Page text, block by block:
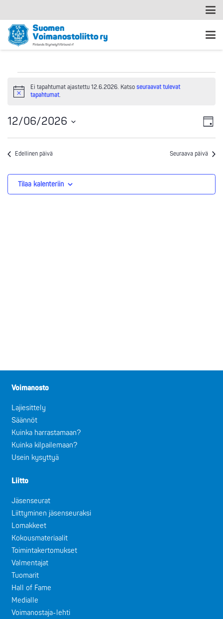
Tapahtumat
12.6.2026
Notice
Ei tapahtumat ajastettu 12.6.2026. Katso seuraavat tulevat
tapahtumat.
Päivä
12/06/2026
Valitse
Edellinen päivä Seuraava päivä
Tilaa kalenteriin
Voimanosto
Lajiesittely
Säännöt
Kuinka harrastamaan?
Kuinka kilpailemaan?
Usein kysyttyä
Liitto
Jäsenseurat
Liittyminen jäsenseuraksi
Lomakkeet
Kokousmateriaalit
Toimintakertomukset
Valmentajat
Tuomarit
Hall of Fame
Medialle
Voimanostaja-lehti